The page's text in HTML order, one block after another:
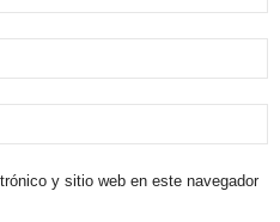
y sitio web en este navegador